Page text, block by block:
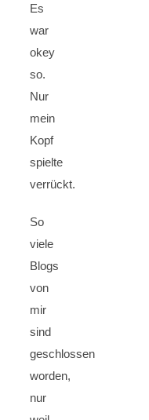
Es
war
okey
so.
Nur
mein
Kopf
spielte
verrückt.
So
viele
Blogs
von
mir
sind
geschlossen
worden,
nur